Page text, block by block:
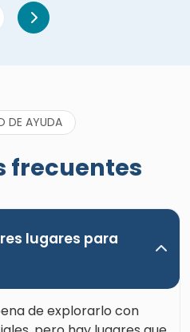
DE AYUDA
frecuentes
lugares para
de explorarlo con